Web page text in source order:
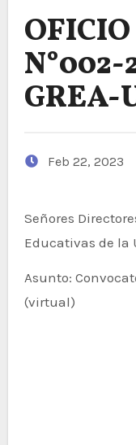
N°002-
GREA-
Feb 22, 2023
Señores Directores de las Instituciones
Educativas de la
Asunto:
(virtual)